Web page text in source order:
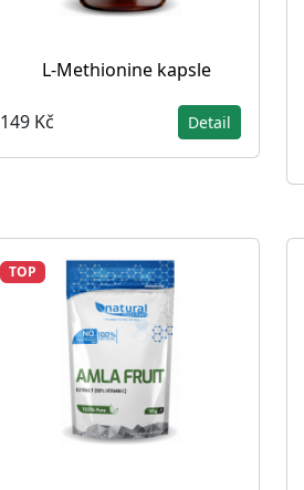
L-Methionine kapsle
149 Kč Detail
TOP